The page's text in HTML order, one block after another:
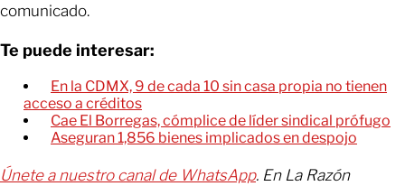
comunicado.
Te puede interesar:
En la CDMX, 9 de cada 10 sin casa propia no tienen
acceso a créditos
Cae El Borregas, cómplice de líder sindical prófugo
Aseguran 1,856 bienes implicados en despojo
Únete a nuestro canal de WhatsApp. En La Razón